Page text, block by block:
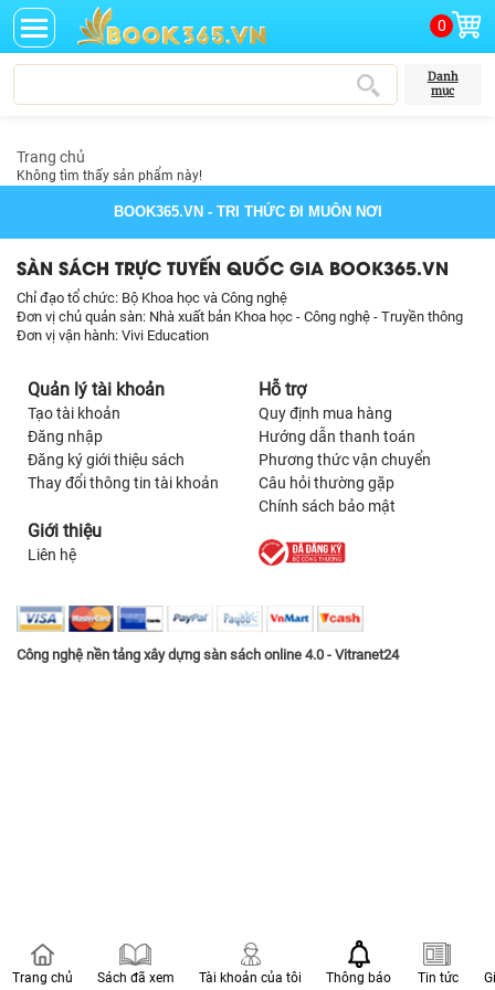
0
Danh
mục
Trang chủ
Không tìm thấy sản phẩm này!
BOOK365.VN - TRI THỨC ĐI MUÔN NƠI
SÀN SÁCH TRỰC TUYẾN QUỐC GIA BOOK365.VN
Chỉ đạo tổ chức: Bộ Khoa học và Công nghệ
Đơn vị chủ quản sàn: Nhà xuất bản Khoa học - Công nghệ - Truyền thông
Đơn vị vận hành: Vivi Education
Quản lý tài khoản
Tạo tài khoản
Đăng nhập
Đăng ký giới thiệu sách
Thay đổi thông tin tài khoản
Hỗ trợ
Quy định mua hàng
Hướng dẫn thanh toán
Phương thức vận chuyển
Câu hỏi thường gặp
Chính sách bảo mật
Giới thiệu
Liên hệ
Công nghệ nền tảng xây dựng sàn sách online 4.0 - Vitranet24
Trang chủ Sách đã xem Tài khoản của tôi Thông báo Tin tức